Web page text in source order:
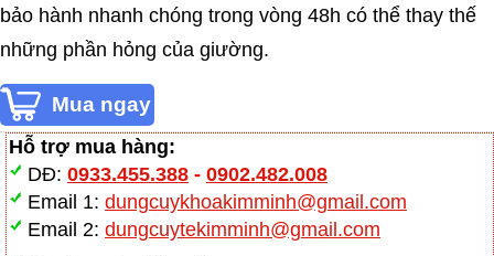
bảo hành nhanh chóng trong vòng 48h có thể thay thế
những phần hỏng của giường.
Hỗ trợ mua hàng:
DĐ: 0933.455.388- 0902.482.008
Email 1: dungcuykhoakimminh@gmail.com
Email 2: dungcuytekimminh@gmail.com